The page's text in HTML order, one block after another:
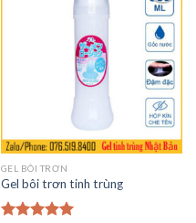
Thêm
vào
Ưa
Thích
GEL BÔI TRƠN
Gel bôi trơn tinh trùng